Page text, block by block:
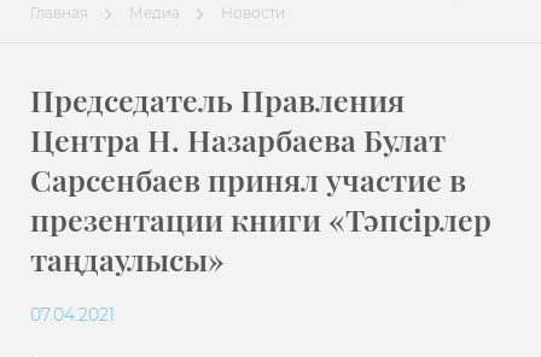
Главная Медиа Новости
Председатель Правления
Центра Н. Назарбаева Булат
Сарсенбаев принял участие в
презентации книги «Тәпсірлер
таңдаулысы»
07.04.2021